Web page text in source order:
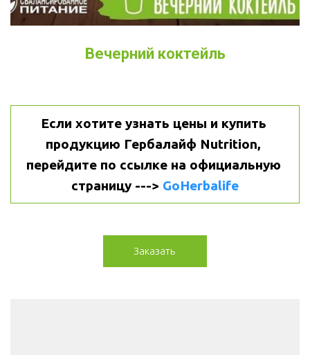
Вечерний коктейль
Если хотите узнать цены и купить
продукцию Гербалайф Nutrition,
перейдите по ссылке на официальную
страницу ---> GoHerbalife
Заказать